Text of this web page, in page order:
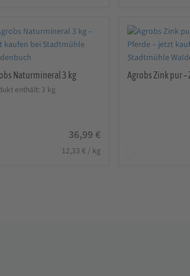
Naturmineral 3 kg
enthält: 3 kg
36,99 €
12,33 € / kg
Agrobs Zink pur